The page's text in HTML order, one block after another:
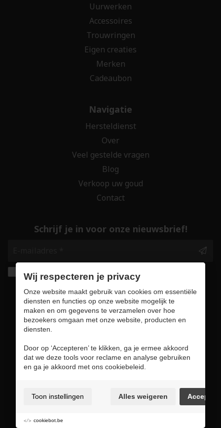
Uurwerken
Accessoires
Trouwringen
Eigen creaties
Merken
Cadeaubon
Navigatie
Hersteldienst
Over
Veel gestelde vragen
Blog
Verkoop uw goud
Contact
Schrijf je in voor onze nieuwsbrief!
Ik geef de toestemming om mijn gegevens te
bewaren en verwerken zoals aangegeven in
onzeprivacy statement. *
Cookie voorkeuren
Wij respecteren je privacy
Onze website maakt gebruik van cookies om essentiële
diensten en functies op onze website mogelijk te
maken en om gegevens te verzamelen over hoe
bezoekers omgaan met onze website, producten en
diensten.
Door op ‘Accepteren’ te klikken, ga je ermee akkoord
dat we deze tools voor reclame en analyse gebruiken
en ga je akkoord met ons cookiebeleid.
Toon instellingen Alles weigeren
cookiebot.be